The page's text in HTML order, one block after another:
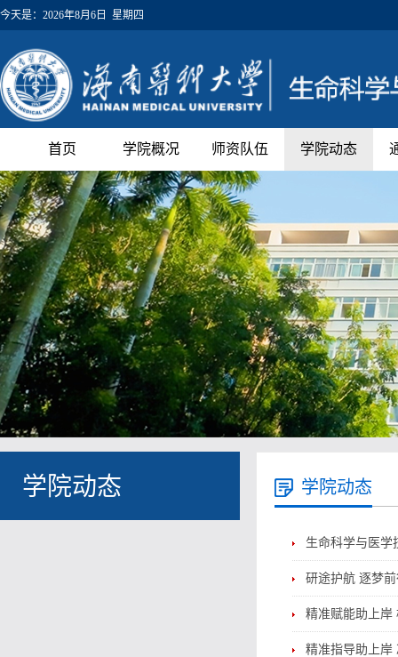
今天是： 2026年8月6日 星期四
首页 学院概况 师资队伍 学院动态
学院动态 学院动态
生命科学与医学
研途护航 逐梦
精准赋能助上
精准指导助上